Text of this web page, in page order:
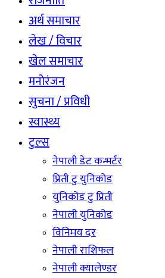
अर्थ समाचार
लेख / विचार
खेल समाचार
मनोरंजन
सुचना / प्रविधी
स्वास्थ्य
टुल्स
नेपाली डेट कन्भर्टर
प्रिती टु युनिकोड
युनिकोड टु प्रिती
नेपाली युनिकोड
विनिमय दर
नेपाली राशिफल
नेपाली क्यालेण्डर